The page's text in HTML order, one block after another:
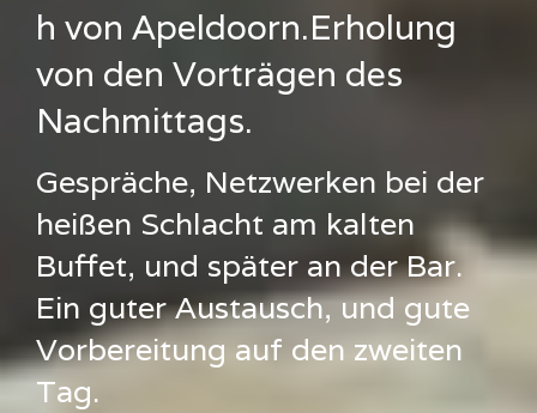
h von Apeldoorn.Erholung
von den Vorträgen des
Nachmittags.
Gespräche, Netzwerken bei der
heißen Schlacht am kalten
Buffet, und später an der Bar.
Ein guter Austausch, und gute
Vorbereitung auf den zweiten
Tag.